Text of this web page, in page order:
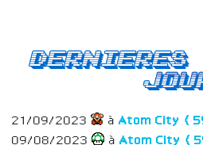
Dernieres
21/09/2023 à Atom City
09/08/2023
à Atom City